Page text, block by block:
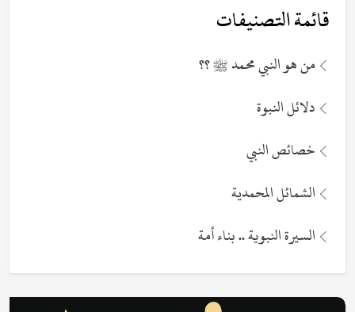
قائمة التصنيفات
من هو النبي محمد ﷺ ؟؟
دلائل النبوة
خصائص النبي
الشمائل المحمدية
السيرة النبوية .. بناء أمة